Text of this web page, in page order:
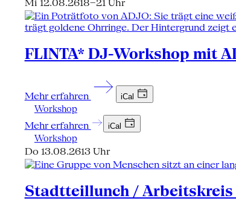
Mi 12.08.2618–21 Uhr
FLINTA* DJ-Workshop mit
Mehr erfahren iCal
Workshop
Mehr erfahren iCal
Workshop
Do 13.08.2613 Uhr
Stadtteillunch / Arbeitskreis